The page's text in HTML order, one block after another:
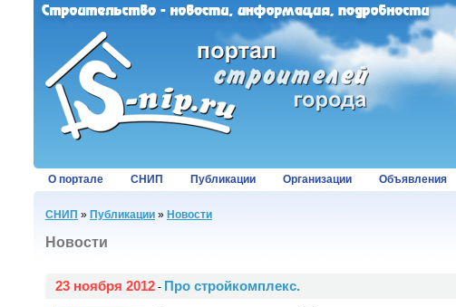
О портале СНИП Публикации Организации Объявления
СНИП » Публикации » Новости
Новости
23 ноября 2012 - Про стройкомплекс.